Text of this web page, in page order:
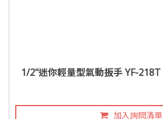
1/2"迷你輕量型氣動扳手 YF-218T
加入詢問清單